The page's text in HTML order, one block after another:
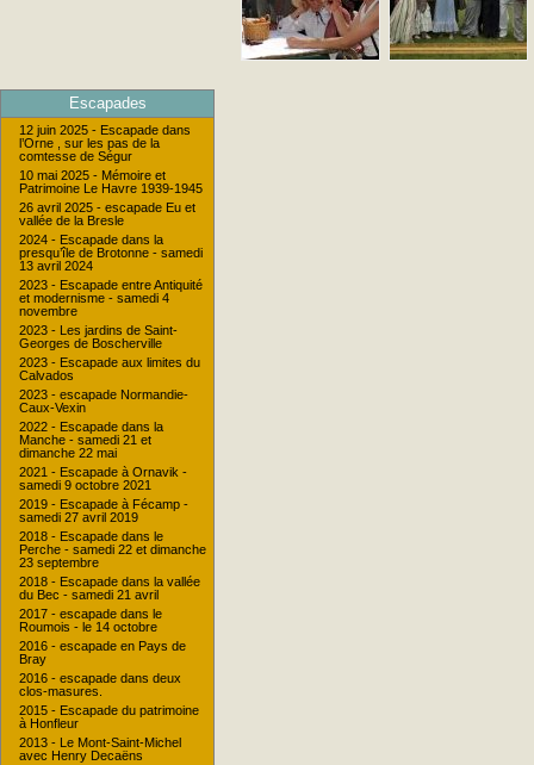
Escapades
12 juin 2025 - Escapade dans
l’Orne , sur les pas de la
comtesse de Ségur
10 mai 2025 - Mémoire et
Patrimoine Le Havre 1939-1945
26 avril 2025 - escapade Eu et
vallée de la Bresle
2024 - Escapade dans la
presqu’île de Brotonne - samedi
13 avril 2024
2023 - Escapade entre Antiquité
et modernisme - samedi 4
novembre
2023 - Les jardins de Saint-
Georges de Boscherville
2023 - Escapade aux limites du
Calvados
2023 - escapade Normandie-
Caux-Vexin
2022 - Escapade dans la
Manche - samedi 21 et
dimanche 22 mai
2021 - Escapade à Ornavik -
samedi 9 octobre 2021
2019 - Escapade à Fécamp -
samedi 27 avril 2019
2018 - Escapade dans le
Perche - samedi 22 et dimanche
23 septembre
2018 - Escapade dans la vallée
du Bec - samedi 21 avril
2017 - escapade dans le
Roumois - le 14 octobre
2016 - escapade en Pays de
Bray
2016 - escapade dans deux
clos-masures.
2015 - Escapade du patrimoine
à Honfleur
2013 - Le Mont-Saint-Michel
avec Henry Decaëns